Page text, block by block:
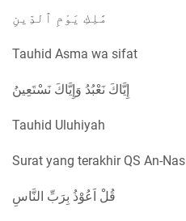
مَٰلِكِ يَوْمِ ٱلدِّينِ
Tauhid Asma wa sifat
إِيَّاكَ نَعْبُدُ وَإِيَّاكَ نَسْتَعِينُ
Tauhid Uluhiyah
Surat yang terakhir QS An-Nas
قُلْ اَعُوْذُ بِرَبِّ النَّاسِ